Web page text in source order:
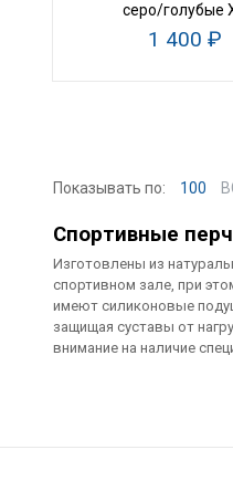
серо/голубые
1 400 ₽
Показывать по: 100
Спортивные
Изготовлены из
спортивном зале, при
имеют силиконовые
защищая суставы от
внимание на наличие